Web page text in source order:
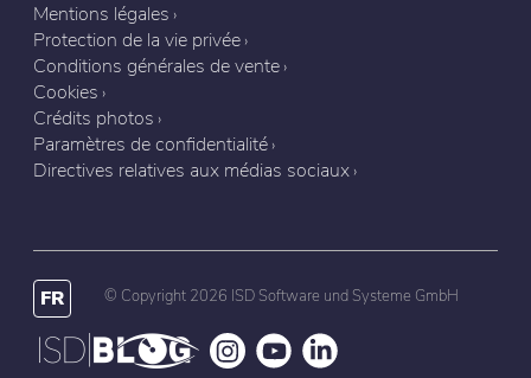
Mentions légales
Protection de la vie privée
Conditions générales de vente
Cookies
Crédits photos
Paramètres de confidentialité
Directives relatives aux médias sociaux
FR © Copyright 2026 ISD Software und Systeme GmbH